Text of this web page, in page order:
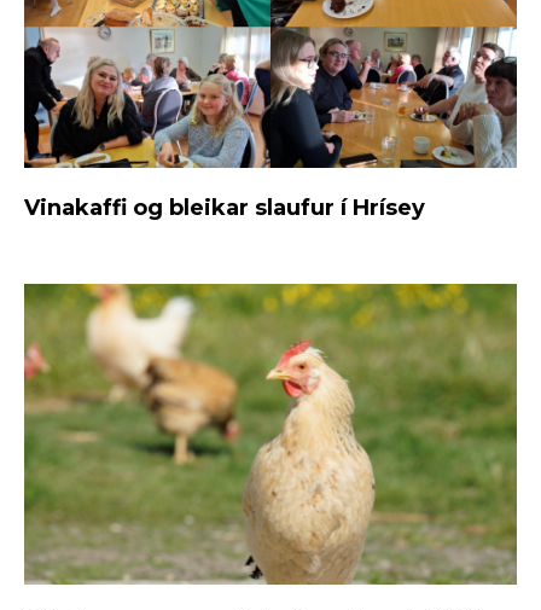
Vinakaffi og bleikar slaufur í Hrísey